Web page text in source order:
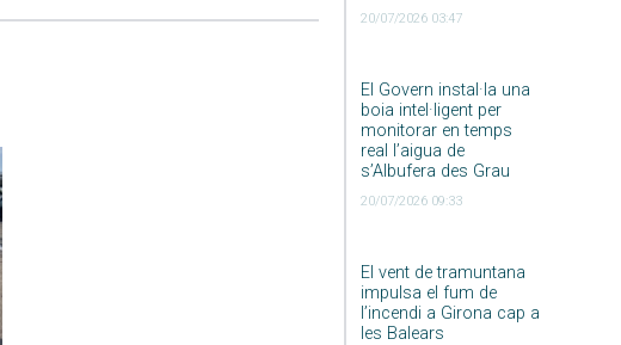
20/07/2026 03:47
El Govern instal·la una
boia intel·ligent per
monitorar en temps
real l’aigua de
s’Albufera des Grau
20/07/2026 09:33
El vent de tramuntana
impulsa el fum de
l’incendi a Girona cap a
les Balears